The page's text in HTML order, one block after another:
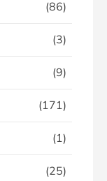
(86)
(3)
(9)
(171)
(1)
(25)